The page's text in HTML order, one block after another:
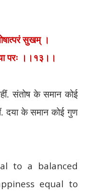
सुखम् ।
परः ।।१३।।
संतोष के समान कोई
दया के समान कोई गुण
to a balanced
equal to